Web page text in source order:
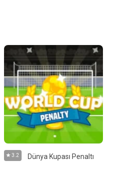
3.2 Dünya Kupası Penaltı